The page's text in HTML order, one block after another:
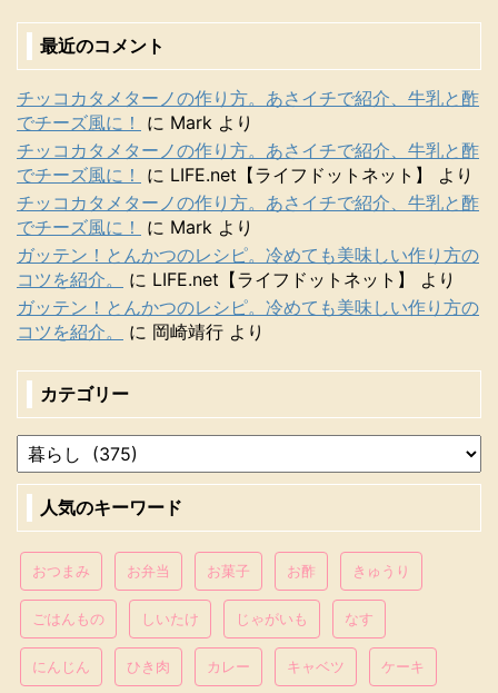
最近のコメント
チッコカタメターノの作り方。あさイチで紹介、牛乳と酢
でチーズ風に！
に Mark より
チッコカタメターノの作り方。あさイチで紹介、牛乳と酢
でチーズ風に！
に LIFE.net【ライフドットネット】
より
チッコカタメターノの作り方。あさイチで紹介、牛乳と酢
でチーズ風に！
に Mark より
ガッテン！とんかつのレシピ。冷めても美味しい作り方の
コツを紹介。
に LIFE.net【ライフドットネット】
より
ガッテン！とんかつのレシピ。冷めても美味しい作り方の
コツを紹介。
に 岡崎靖行 より
カテゴリー
人気のキーワード
おつまみ お弁当 お菓子 お酢 きゅうり
ごはんもの しいたけ じゃがいも なす
にんじん ひき肉 カレー キャベツ ケーキ